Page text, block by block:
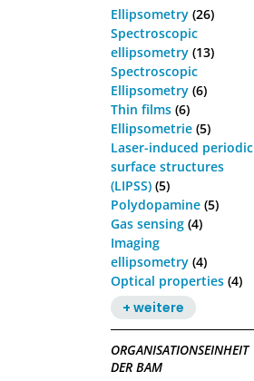
Ellipsometry (26)
Spectroscopic
ellipsometry (13)
Spectroscopic
Ellipsometry (6)
Thin films (6)
Ellipsometrie (5)
Laser-induced periodic
surface structures
(LIPSS) (5)
Polydopamine (5)
Gas sensing (4)
Imaging
ellipsometry (4)
Optical properties (4)
+ weitere
ORGANISATIONSEINHEIT
DER BAM